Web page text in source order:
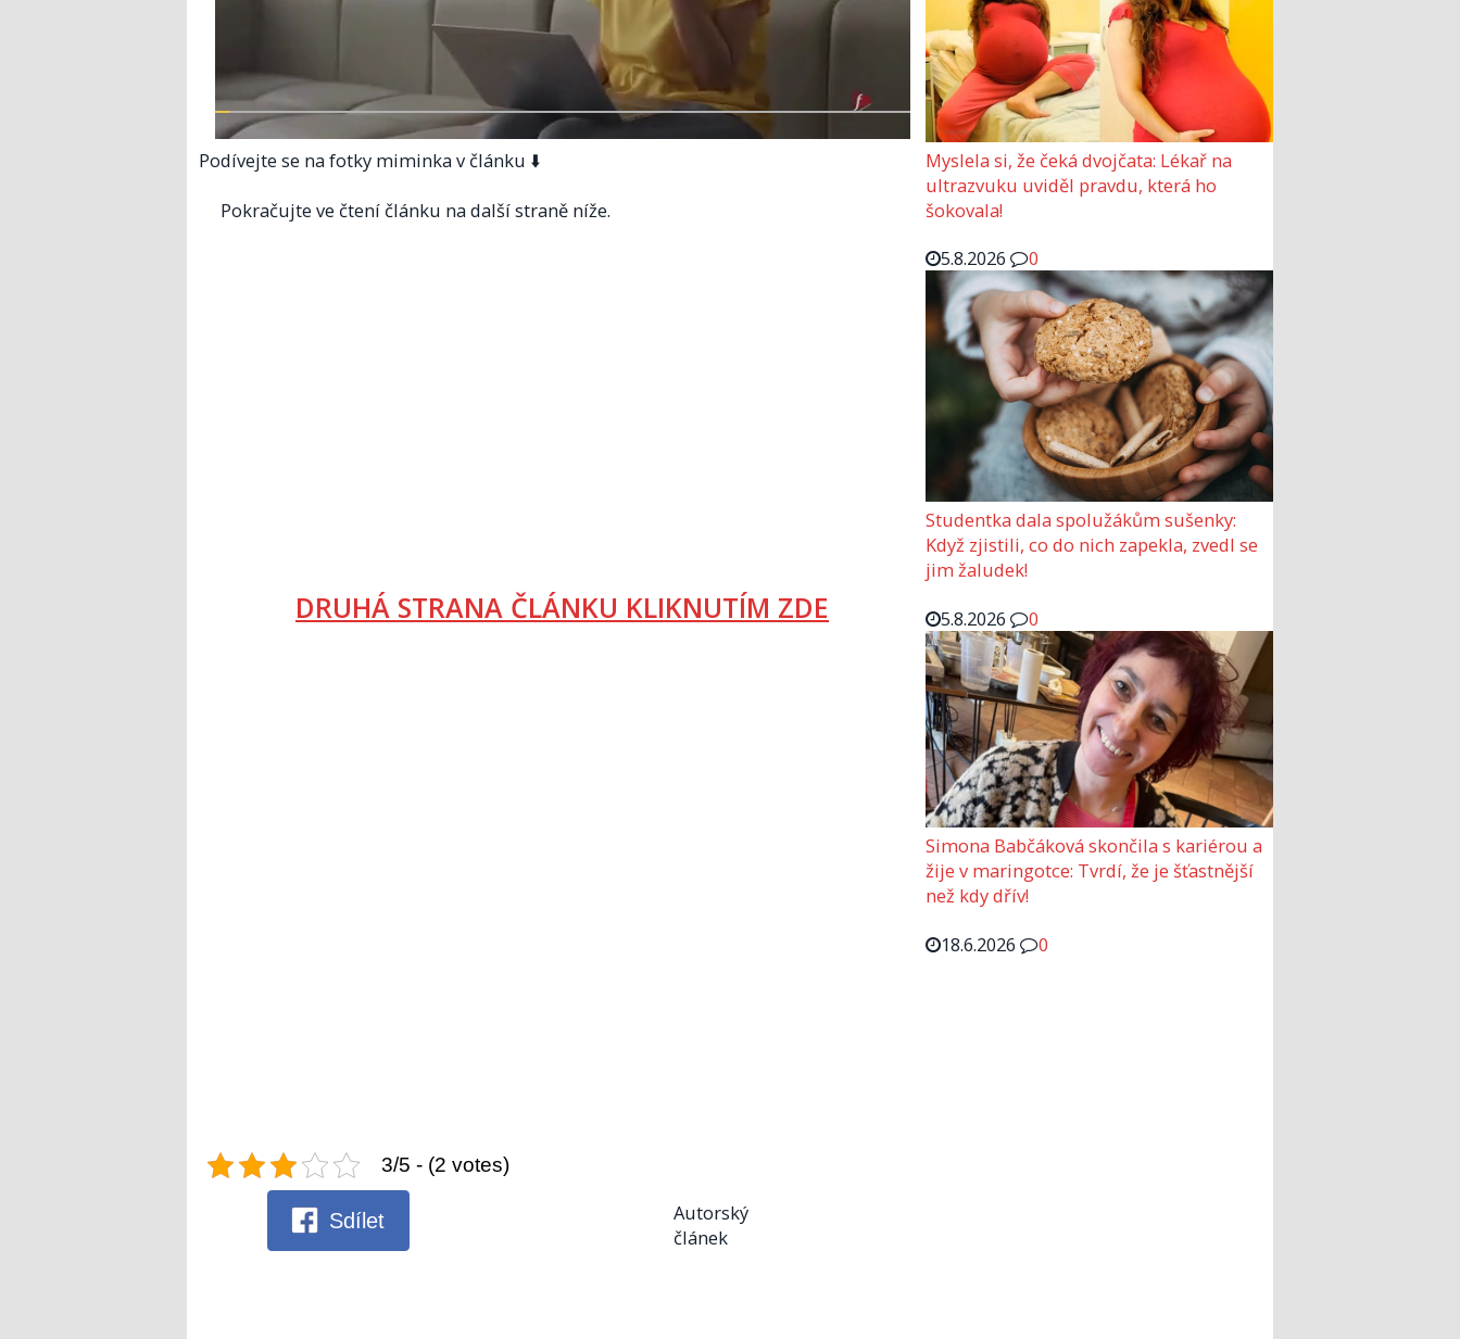
Podívejte se na fotky miminka v článku ⬇️
Pokračujte ve čtení článku na další straně níže.
DRUHÁ STRANA ČLÁNKU KLIKNUTÍM ZDE
3/5 - (2 votes)
Sdílet
Autorský
článek
Myslela si, že čeká dvojčata: Lékař na
ultrazvuku uviděl pravdu, která ho
šokovala!
5.8.2026
0
Studentka dala spolužákům sušenky:
Když zjistili, co do nich zapekla, zvedl se
jim žaludek!
5.8.2026
0
Simona Babčáková skončila s kariérou a
žije v maringotce: Tvrdí, že je šťastnější
než kdy dřív!
18.6.2026
0